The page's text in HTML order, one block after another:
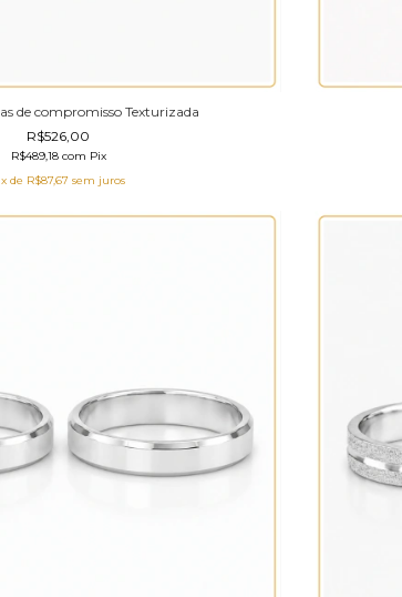
de compromisso Texturizada
R$526,00
R$489,18 com Pix
x de R$87,67 sem juros